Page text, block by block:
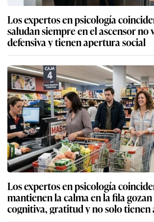
Los expertos en psicología
saludan siempre en el ascensor no
defensiva y tienen apertura social
Los expertos en psicología
mantienen la calma en la fila
cognitiva, gratitud y no solo